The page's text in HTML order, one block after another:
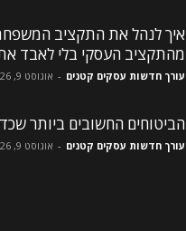
איך לנהל את התקציב
מהתקציב העסקי בלי לאבד
עורך חדשות עסקים קטנים - אוגוסט 9, 2026
הביטוחים החשובים ביותר
עורך חדשות עסקים קטנים - אוגוסט 9, 2026